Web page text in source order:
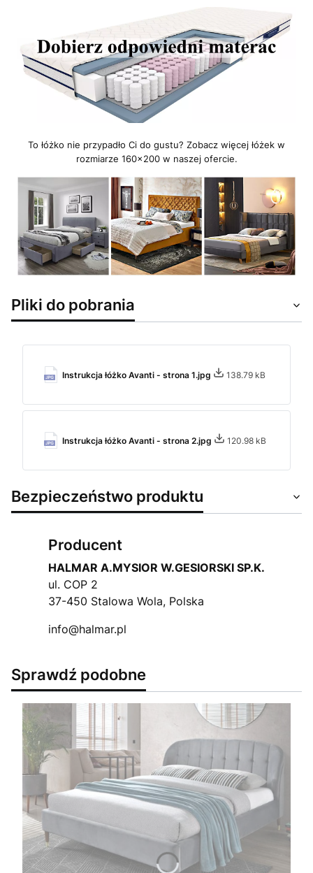
To łóżko nie przypadło Ci do gustu? Zobacz więcej łóżek w
rozmiarze 160x200 w naszej ofercie.
Pliki do pobrania
Instrukcja łóżko Avanti - strona 1.jpg 138.79 kB
Instrukcja łóżko Avanti - strona 2.jpg 120.98 kB
Bezpieczeństwo produktu
Producent
HALMAR A.MYSIOR W.GESIORSKI SP.K.
ul. COP 2
37-450 Stalowa Wola, Polska
info@halmar.pl
Sprawdź podobne